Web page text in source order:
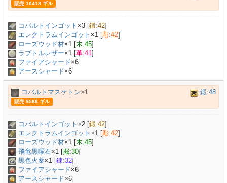
販売 10418 ギル
コバルトインゴット ×3 [鍛:42]
エレクトラムインゴット ×1 [彫:42]
ローズウッド材×1 [木:45]
ラプトルレザー×1 [革:41]
ファイアシャード×6
アースシャード×6
コバルトマスケトン×1 鍛:48
販売 9588 ギル
コバルトインゴット ×2 [鍛:42]
エレクトラムインゴット ×1 [彫:42]
ローズウッド材×1 [木:45]
飛竜黒曜石×1 [掘:30]
黒色火薬×1 [錬:32]
ファイアシャード×6
アースシャード×6